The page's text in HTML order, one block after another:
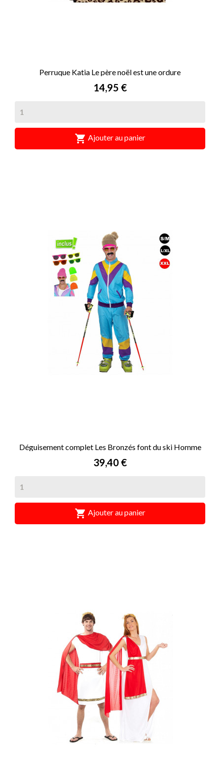
Perruque Katia Le père noël est une ordure
Prix
14,95 €
 Ajouter au panier
Déguisement complet Les Bronzés font du ski Homme
Prix
39,40 €
 Ajouter au panier